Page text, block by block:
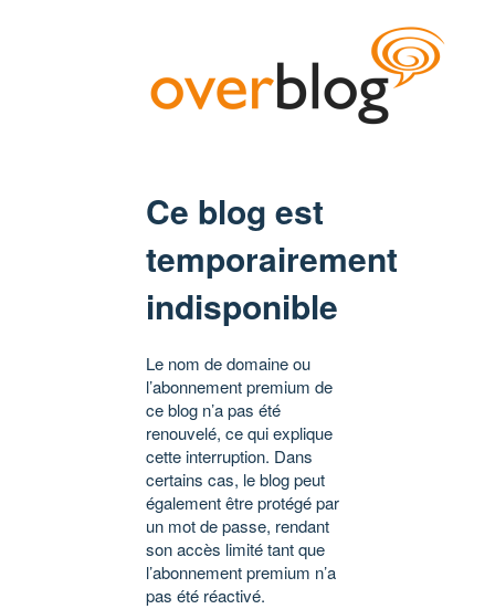
Ce blog est
temporairement
indisponible
Le nom de domaine ou
l’abonnement premium de
ce blog n’a pas été
renouvelé, ce qui explique
cette interruption. Dans
certains cas, le blog peut
également être protégé par
un mot de passe, rendant
son accès limité tant que
l’abonnement premium n’a
pas été réactivé.